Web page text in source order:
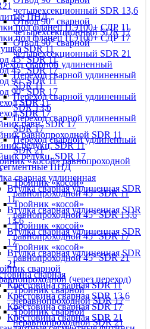
ПНД
под фланец ПЭ100+ СДР 11
под фланец ПЭ100+ СДР 17
SDR 11
45° SDR 11
45° SDR 17
90° SDR 11
90° SDR 17
SDR 11
SDR 17
равн. SDR 17
равнопроходной SDR 11
редукц. SDR 11
редукц. SDR 17
ПНД
сварная удлиненная
Втулка сварная удлиненная SDR
11
Втулка сварная удлиненная SDR
13,6
Втулка сварная удлиненная SDR
17
Втулка сварная удлиненная SDR
21
сварная
Крестовина сварная SDR 11
Крестовина сварная SDR 13,6
Крестовина сварная SDR 17
Крестовина сварная SDR 21
четырехсекционный SDR 13,6
Отвод 90° сварной
четырехсекционный SDR 17
Отвод 90° сварной
четырехсекционный SDR 21
сварной удлиненный
Переход сварной удлиненный
SDR 11
Переход сварной удлиненный
SDR 13,6
Переход сварной удлиненный
SDR 17
Переход сварной удлиненный
SDR 21
«косой» равнопроходной
Тройник «косой»
равнопроходной 45° SDR 11
Тройник «косой»
равнопроходной 45° SDR 13,6
Тройник «косой»
равнопроходной 45° SDR 17
Тройник «косой»
равнопроходной 45° SDR 21
сварной
(через переход)
Тройник сварной
неравнопроходной SDR 17
Тройник сварной
неравнопроходной SDR 21